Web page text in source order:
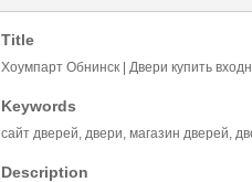
Title
Хоумпарт Обнинск | Двери купить
Keywords
сайт дверей, двери, магазин дверей,
Description